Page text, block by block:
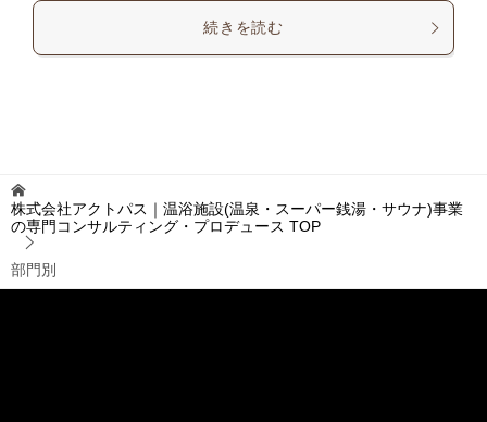
続きを読む
株式会社アクトパス｜温浴施設(温泉・スーパー銭湯・サウナ)事業
の専門コンサルティング・プロデュース TOP
部門別